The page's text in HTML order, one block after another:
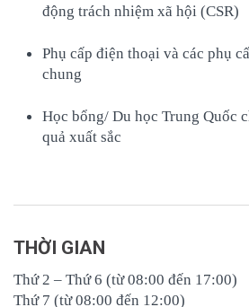
động trách nhiệm xã hội (CSR)
Phụ cấp điện thoại và các phụ
chung
Học bổng/ Du học Trung Quốc
quả xuất sắc
THỜI GIAN
Thứ 2 – Thứ 6 (từ 08:00 đến 17:00)
Thứ 7 (từ 08:00 đến 12:00)